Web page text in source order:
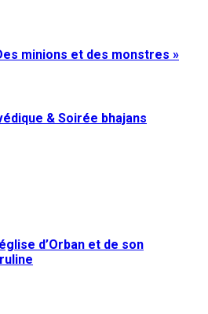
minions et des monstres »
& Soirée bhajans
d’Orban et de son